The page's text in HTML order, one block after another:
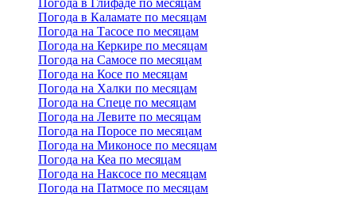
Погода в Глифаде по месяцам
Погода в Каламате по месяцам
Погода на Тасосе по месяцам
Погода на Керкире по месяцам
Погода на Самосе по месяцам
Погода на Косе по месяцам
Погода на Халки по месяцам
Погода на Спеце по месяцам
Погода на Левите по месяцам
Погода на Поросе по месяцам
Погода на Миконосе по месяцам
Погода на Кеа по месяцам
Погода на Наксосе по месяцам
Погода на Патмосе по месяцам